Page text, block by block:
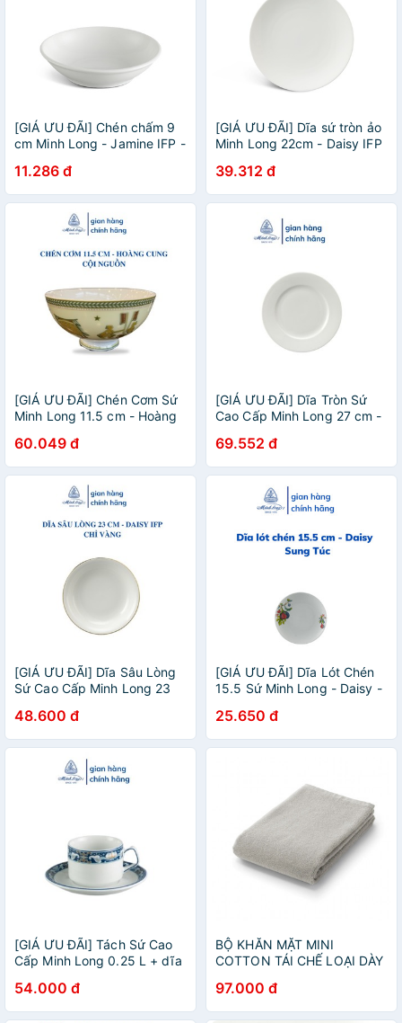
[GIÁ ƯU ĐÃI] Chén chấm 9
cm Minh Long - Jamine IFP -
11.286 đ
[GIÁ ƯU ĐÃI] Dĩa sứ tròn ảo
Minh Long 22cm - Daisy IFP
39.312 đ
[GIÁ ƯU ĐÃI] Chén Cơm Sứ
Minh Long 11.5 cm - Hoàng
60.049 đ
[GIÁ ƯU ĐÃI] Dĩa Tròn Sứ
Cao Cấp Minh Long 27 cm -
69.552 đ
[GIÁ ƯU ĐÃI] Dĩa Sâu Lòng
Sứ Cao Cấp Minh Long 23
48.600 đ
[GIÁ ƯU ĐÃI] Dĩa Lót Chén
15.5 Sứ Minh Long - Daisy -
25.650 đ
[GIÁ ƯU ĐÃI] Tách Sứ Cao
Cấp Minh Long 0.25 L + dĩa
Lộc Thọ
54.000 đ
BỘ KHĂN MẶT MINI
COTTON TÁI CHẾ LOẠI DÀY
97.000 đ